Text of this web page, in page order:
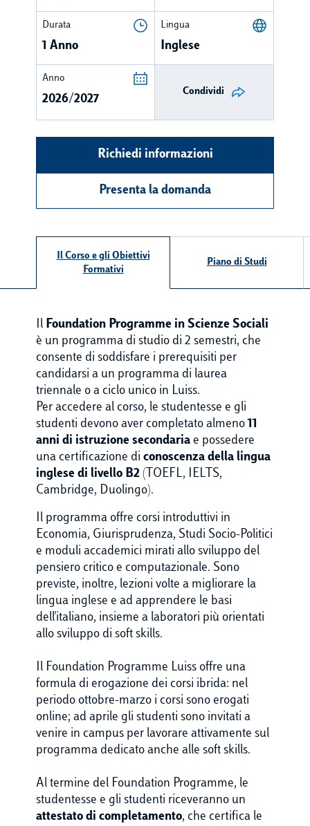
Durata
1 Anno
Lingua
Inglese
Anno
2026/2027
Condividi
Richiedi informazioni
Presenta la domanda
Il Corso e gli Obiettivi
Formativi
Piano di Studi
Il Foundation Programme in Scienze Sociali
è un programma di studio di 2 semestri, che
consente di soddisfare i prerequisiti per
candidarsi a un programma di laurea
triennale o a ciclo unico in Luiss.
Per accedere al corso, le studentesse e gli
studenti devono aver completato almeno11
anni di istruzione secondaria e possedere
una certificazione di conoscenza della lingua
inglese di livello B2 (TOEFL, IELTS,
Cambridge, Duolingo).
Il programma offre corsi introduttivi in
Economia, Giurisprudenza, Studi Socio-Politici
e moduli accademici mirati allo sviluppo del
pensiero critico e computazionale. Sono
previste, inoltre, lezioni volte a migliorare la
lingua inglese e ad apprendere le basi
dell'italiano, insieme a laboratori più orientati
allo sviluppo di soft skills.
Il Foundation Programme Luiss offre una
formula di erogazione dei corsi ibrida: nel
periodo ottobre-marzo i corsi sono erogati
online; ad aprile gli studenti sono invitati a
venire in campus per lavorare attivamente sul
programma dedicato anche alle soft skills.
Al termine del Foundation Programme, le
studentesse e gli studenti riceveranno un
attestato di completamento, che certifica le